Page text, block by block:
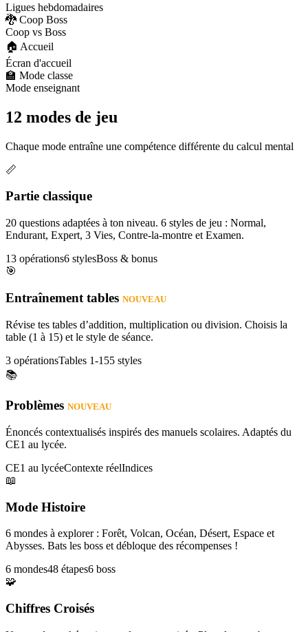
Ligues hebdomadaires
🐉 Coop Boss
Coop vs Boss
🏠 Accueil
Écran d'accueil
🏫 Mode classe
Mode enseignant
12 modes de jeu
Chaque mode entraîne une compétence différente du calcul mental
📏
Partie classique
20 questions adaptées à ton niveau. 6 styles de jeu : Normal,
Endurant, Expert, 3 Vies, Contre-la-montre et Examen.
13 opérations6 stylesBoss & bonus
🎯
Entraînement tables NOUVEAU
Révise tes tables d’addition, multiplication ou division. Choisis la
table (1 à 15) et le style de séance.
3 opérationsTables 1-155 styles
📚
Problèmes NOUVEAU
Énoncés contextualisés inspirés des manuels scolaires. Adaptés du
CE1 au lycée.
CE1 au lycéeContexte réelIndices
📖
Mode Histoire
6 mondes à explorer : Forêt, Volcan, Océan, Désert, Espace et
Abysses. Bats les boss et débloque des récompenses !
6 mondes48 étapes6 boss
🧩
Chiffres Croisés